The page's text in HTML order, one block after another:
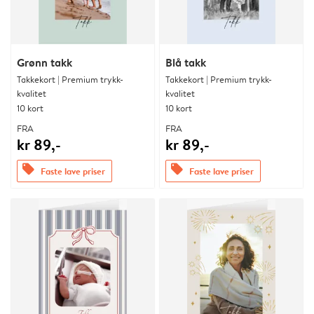
Grønn takk
Takkekort | Premium trykk-
kvalitet
10 kort
FRA
kr 89,-
offers Faste lave priser
Blå takk
Takkekort | Premium trykk-
kvalitet
10 kort
FRA
kr 89,-
offers Faste lave priser